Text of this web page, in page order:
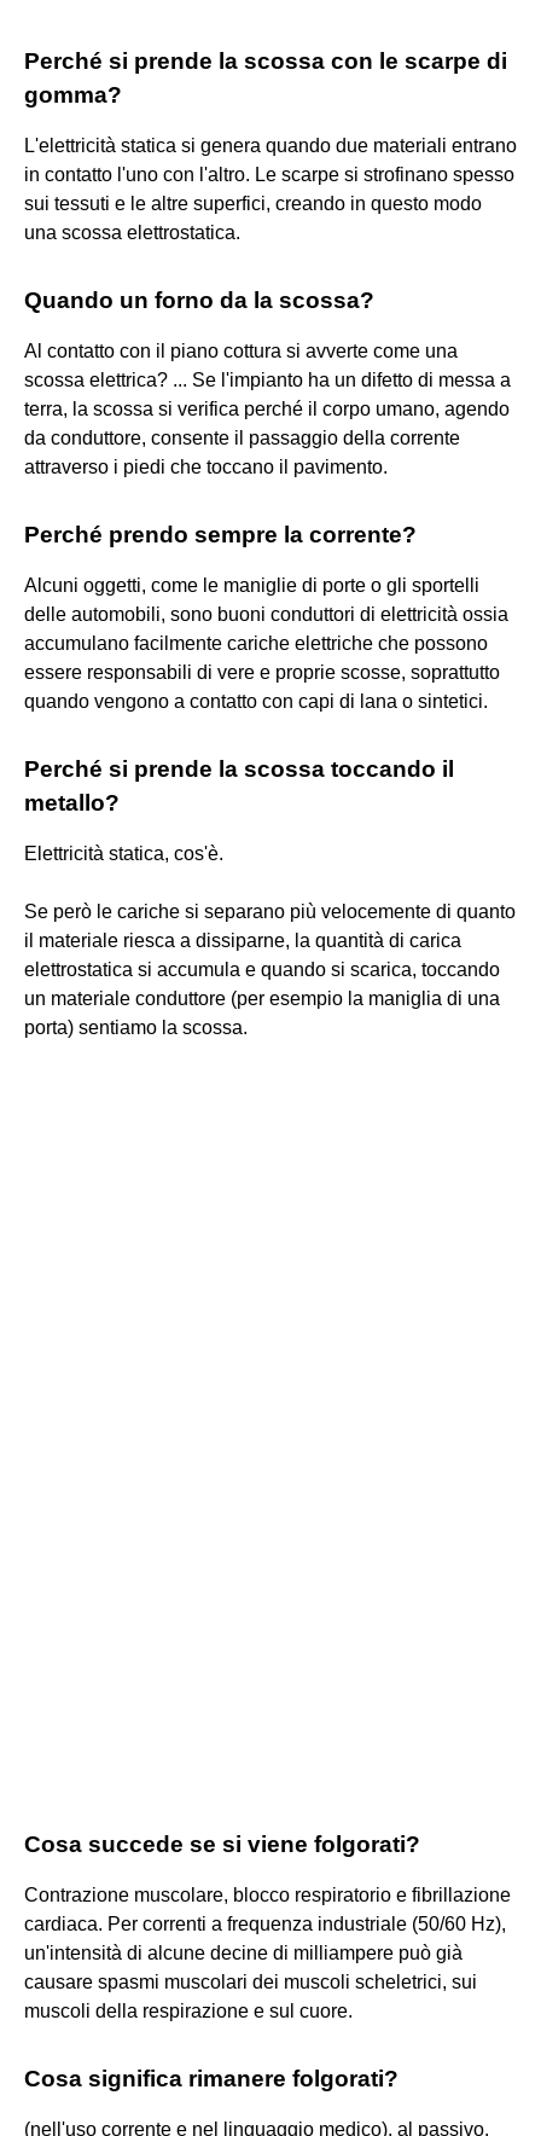
Perché si prende la scossa con le scarpe di
gomma?
L'elettricità statica si genera quando due materiali entrano
in contatto l'uno con l'altro. Le scarpe si strofinano spesso
sui tessuti e le altre superfici, creando in questo modo
una scossa elettrostatica.
Quando un forno da la scossa?
Al contatto con il piano cottura si avverte come una
scossa elettrica? ... Se l'impianto ha un difetto di messa a
terra, la scossa si verifica perché il corpo umano, agendo
da conduttore, consente il passaggio della corrente
attraverso i piedi che toccano il pavimento.
Perché prendo sempre la corrente?
Alcuni oggetti, come le maniglie di porte o gli sportelli
delle automobili, sono buoni conduttori di elettricità ossia
accumulano facilmente cariche elettriche che possono
essere responsabili di vere e proprie scosse, soprattutto
quando vengono a contatto con capi di lana o sintetici.
Perché si prende la scossa toccando il
metallo?
Elettricità statica, cos'è.
Se però le cariche si separano più velocemente di quanto
il materiale riesca a dissiparne, la quantità di carica
elettrostatica si accumula e quando si scarica, toccando
un materiale conduttore (per esempio la maniglia di una
porta) sentiamo la scossa.
Cosa succede se si viene folgorati?
Contrazione muscolare, blocco respiratorio e fibrillazione
cardiaca. Per correnti a frequenza industriale (50/60 Hz),
un'intensità di alcune decine di milliampere può già
causare spasmi muscolari dei muscoli scheletrici, sui
muscoli della respirazione e sul cuore.
Cosa significa rimanere folgorati?
(nell'uso corrente e nel linguaggio medico), al passivo,